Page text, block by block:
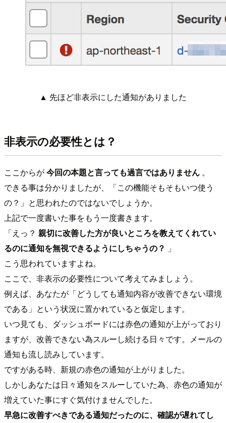
▲ 先ほど非表示にした通知がありました
非表示の必要性とは？
ここからが今回の本題と言っても過言ではありません 。
できる事は分かりましたが、「この機能そもそもいつ使う
の？」と思われたのではないでしょうか。
上記で一度書いた事をもう一度書きます。
「えっ？ 親切に改善した方が良いところを教えてくれてい
るのに通知を無視できるようにしちゃうの？ 」
こう思われていますよね。
ここで、非表示の必要性について考えてみましょう。
例えば、あなたが「どうしても通知内容が改善できない環境
である」という状況に置かれていると仮定します。
いつ見ても、ダッシュボードには赤色の通知が上がっており
ますが、改善できない為スルーし続ける日々です。メールの
通知も流し読みしています。
ですがある時、新規の赤色の通知が上がりました。
しかしあなたは日々通知をスルーしていた為、赤色の通知が
増えていた事にすぐ気付けませんでした。
早急に改善すべきである通知だったのに、確認が遅れてし